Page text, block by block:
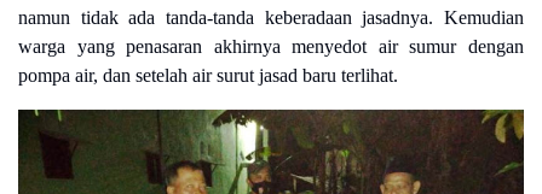
namun tidak ada tanda-tanda keberadaan jasadnya. Kemudian
warga yang penasaran akhirnya menyedot air sumur dengan
pompa air, dan setelah air surut jasad baru terlihat.